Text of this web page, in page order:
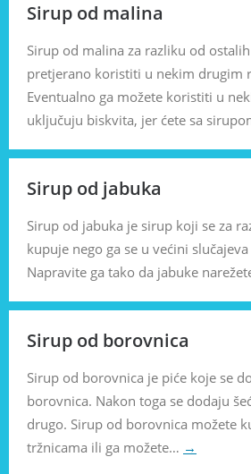
Sirup od malina
Sirup od malina za razliku od
pretjerano koristiti u nekim drugim
Eventualno ga možete koristiti u
uključuju biskvita, jer ćete sa
Sirup od jabuka
Sirup od jabuka je sirup koji se za
kupuje nego ga se u većini
Napravite ga tako da jabuke
Sirup od borovnica
Sirup od borovnica je piće koje se
borovnica. Nakon toga se dodaju
drugo. Sirup od borovnica možete
tržnicama ili ga možete… →